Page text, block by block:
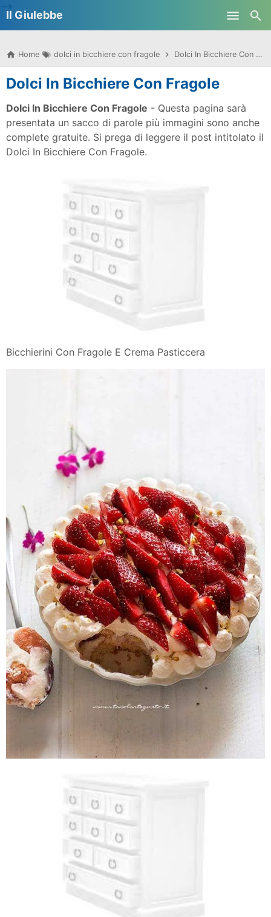
Il Giulebbe
Home dolci in bicchiere con fragole Dolci In Bicchiere Con Fragole
Dolci In Bicchiere Con Fragole
Dolci In Bicchiere Con Fragole - Questa pagina sarà
presentata un sacco di parole più immagini sono anche
complete gratuite. Si prega di leggere il post intitolato il
Dolci In Bicchiere Con Fragole.
Bicchierini Con Fragole E Crema Pasticcera